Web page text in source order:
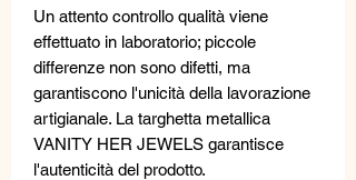
Un attento controllo qualità viene
effettuato in laboratorio; piccole
differenze non sono difetti, ma
garantiscono l'unicità della lavorazione
artigianale. La targhetta metallica
VANITY HER JEWELS garantisce
l'autenticità del prodotto.